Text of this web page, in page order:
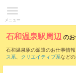
メニュー
石和温泉駅周辺の
石和温泉駅の派遣のお仕事情報
ス系、 クリエイティブ系など